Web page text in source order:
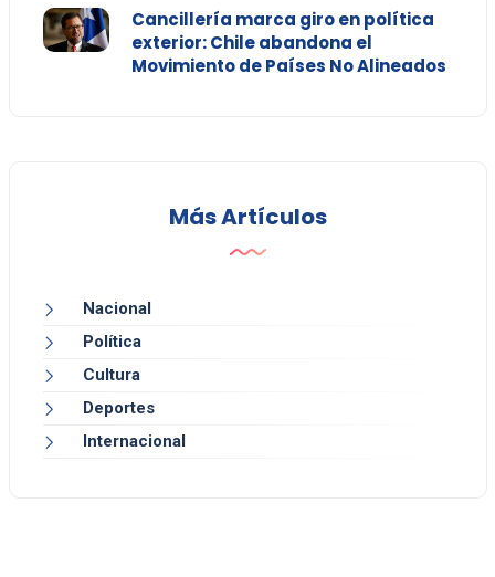
Cancillería marca giro en política
exterior: Chile abandona el
Movimiento de Países No Alineados
Más Artículos
Nacional
Política
Cultura
Deportes
Internacional